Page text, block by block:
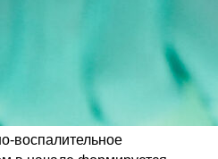
воспалительное